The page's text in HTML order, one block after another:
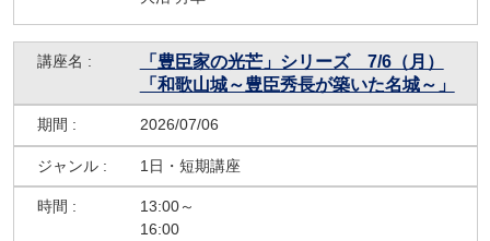
「豊臣家の光芒」シリーズ 7/6（月）
「和歌山城～豊臣秀長が築いた名城～」
2026/07/06
1日・短期講座
13:00～
16:00